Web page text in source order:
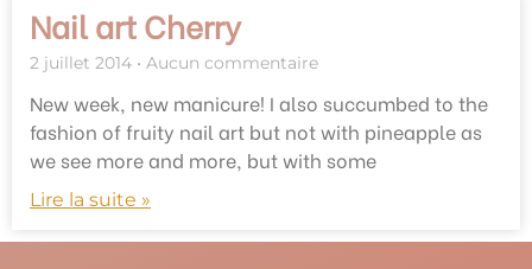
Nail art Cherry
2 juillet 2014 Aucun commentaire
New week, new manicure! I also succumbed to the
fashion of fruity nail art but not with pineapple as
we see more and more, but with some
Lire la suite »